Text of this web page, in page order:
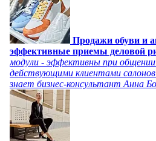
Продажи обуви и
эффективные приемы деловой
модули - эффективны при
действующими клиентами салонов
знает бизнес-консультант Анна